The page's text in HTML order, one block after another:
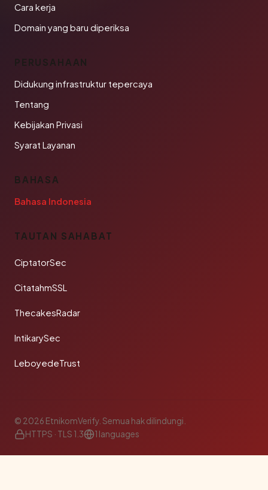
Cara kerja
Domain yang baru diperiksa
PERUSAHAAN
Didukung infrastruktur tepercaya
Tentang
Kebijakan Privasi
Syarat Layanan
BAHASA
Bahasa Indonesia
TAUTAN SAHABAT
CiptatorSec
CitatahmSSL
ThecakesRadar
IntikarySec
LeboyedeTrust
© 2026 EtnikomVerify. Semua hak dilindungi.
HTTPS · TLS 1.3
1 languages